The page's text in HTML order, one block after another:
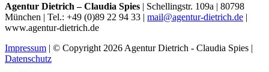
Agentur Dietrich – Claudia Spies | Schellingstr. 109a | 80798
München | Tel.: +49 (0)89 22 94 33 | mail@agentur-dietrich.de |
www.agentur-dietrich.de
Impressum | © Copyright 2026 Agentur Dietrich - Claudia Spies |
Datenschutz